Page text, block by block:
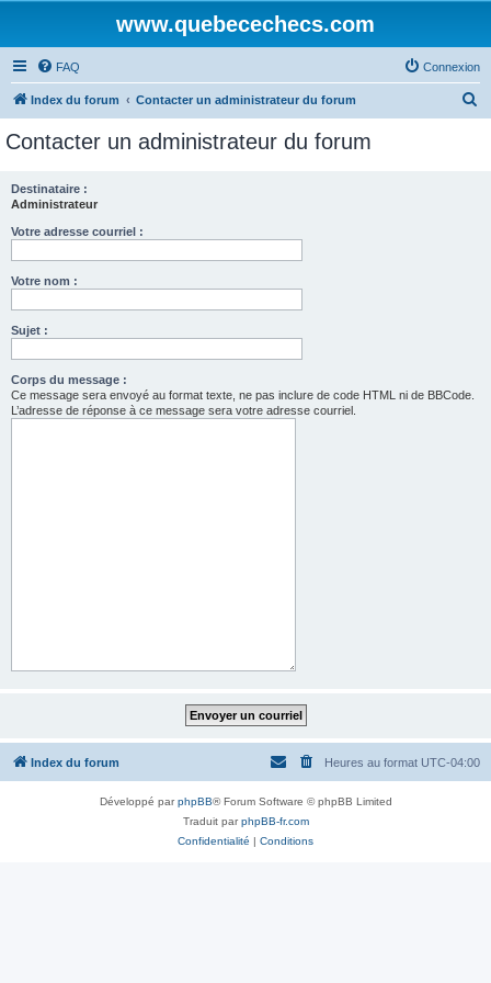
www.quebecechecs.com
FAQ Connexion
Index du forum Contacter un administrateur du forum
Contacter un administrateur du forum
Destinataire :
Administrateur
Votre adresse courriel :
Votre nom :
Sujet :
Corps du message :
Ce message sera envoyé au format texte, ne pas inclure de code HTML ni de BBCode.
L’adresse de réponse à ce message sera votre adresse courriel.
Index du forum Heures au format UTC-04:00
Développé parphpBB® Forum Software © phpBB Limited
Traduit parphpBB-fr.com
Confidentialité | Conditions